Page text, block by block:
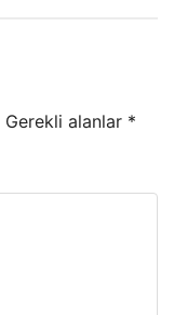
Gerekli alanlar *